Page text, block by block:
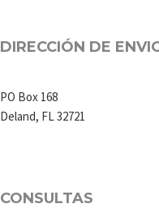
DIRECCIÓN DE
PO Box 168
Deland, FL 32721
CONSULTAS